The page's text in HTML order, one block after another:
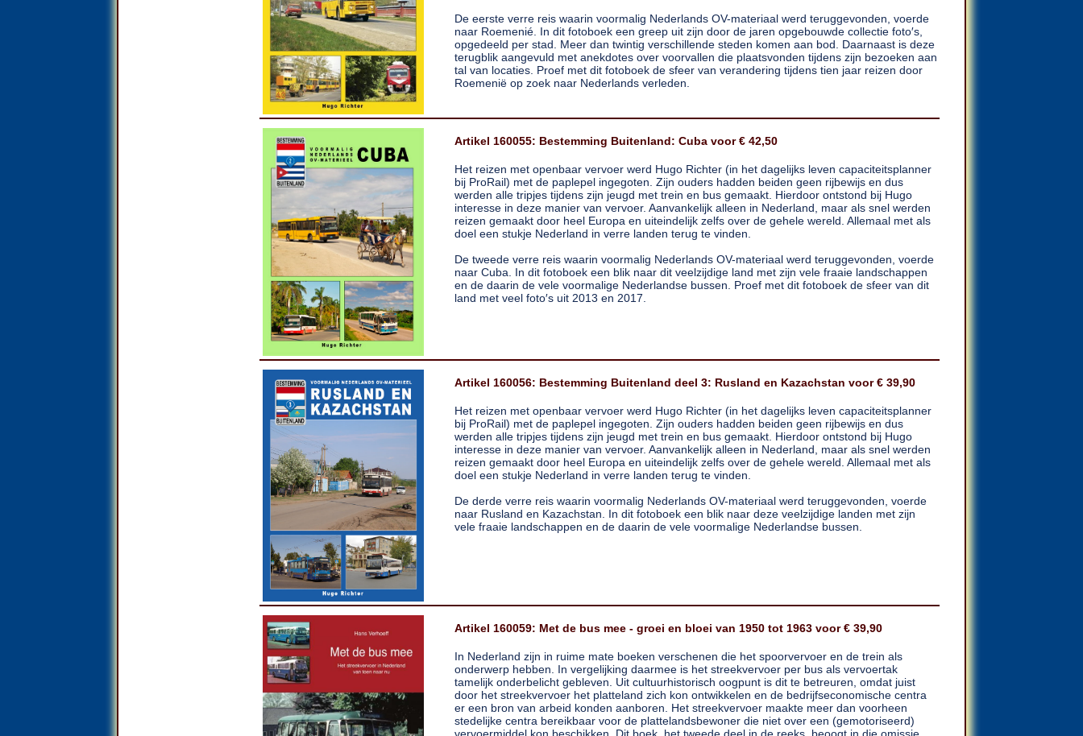
De eerste verre reis waarin voormalig Nederlands OV-materiaal werd teruggevonden, voerde
naar Roemenié. In dit fotoboek een greep uit zijn door de jaren opgebouwde collectie foto′s,
opgedeeld per stad. Meer dan twintig verschillende steden komen aan bod. Daarnaast is deze
terugblik aangevuld met anekdotes over voorvallen die plaatsvonden tijdens zijn bezoeken aan
tal van locaties. Proef met dit fotoboek de sfeer van verandering tijdens tien jaar reizen door
Roemenië op zoek naar Nederlands verleden.
Artikel 160055: Bestemming Buitenland: Cuba voor € 42,50
Het reizen met openbaar vervoer werd Hugo Richter (in het dagelijks leven capaciteitsplanner
bij ProRail) met de paplepel ingegoten. Zijn ouders hadden beiden geen rijbewijs en dus
werden alle tripjes tijdens zijn jeugd met trein en bus gemaakt. Hierdoor ontstond bij Hugo
interesse in deze manier van vervoer. Aanvankelijk alleen in Nederland, maar als snel werden
reizen gemaakt door heel Europa en uiteindelijk zelfs over de gehele wereld. Allemaal met als
doel een stukje Nederland in verre landen terug te vinden.
De tweede verre reis waarin voormalig Nederlands OV-materiaal werd teruggevonden, voerde
naar Cuba. In dit fotoboek een blik naar dit veelzijdige land met zijn vele fraaie landschappen
en de daarin de vele voormalige Nederlandse bussen. Proef met dit fotoboek de sfeer van dit
land met veel foto′s uit 2013 en 2017.
Artikel 160056: Bestemming Buitenland deel 3: Rusland en Kazachstan voor € 39,90
Het reizen met openbaar vervoer werd Hugo Richter (in het dagelijks leven capaciteitsplanner
bij ProRail) met de paplepel ingegoten. Zijn ouders hadden beiden geen rijbewijs en dus
werden alle tripjes tijdens zijn jeugd met trein en bus gemaakt. Hierdoor ontstond bij Hugo
interesse in deze manier van vervoer. Aanvankelijk alleen in Nederland, maar als snel werden
reizen gemaakt door heel Europa en uiteindelijk zelfs over de gehele wereld. Allemaal met als
doel een stukje Nederland in verre landen terug te vinden.
De derde verre reis waarin voormalig Nederlands OV-materiaal werd teruggevonden, voerde
naar Rusland en Kazachstan. In dit fotoboek een blik naar deze veelzijdige landen met zijn
vele fraaie landschappen en de daarin de vele voormalige Nederlandse bussen.
Artikel 160059: Met de bus mee - groei en bloei van 1950 tot 1963 voor € 39,90
In Nederland zijn in ruime mate boeken verschenen die het spoorvervoer en de trein als
onderwerp hebben. In vergelijking daarmee is het streekvervoer per bus als vervoertak
tamelijk onderbelicht gebleven. Uit cultuurhistorisch oogpunt is dit te betreuren, omdat juist
door het streekvervoer het platteland zich kon ontwikkelen en de bedrijfseconomische centra
er een bron van arbeid konden aanboren. Het streekvervoer maakte meer dan voorheen
stedelijke centra bereikbaar voor de plattelandsbewoner die niet over een (gemotoriseerd)